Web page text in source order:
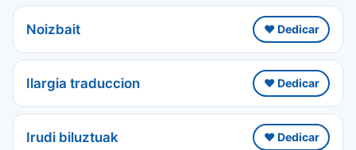
Noizbait ❤️ Dedicar
Ilargia traduccion ❤️ Dedicar
Irudi biluztuak ❤️ Dedicar